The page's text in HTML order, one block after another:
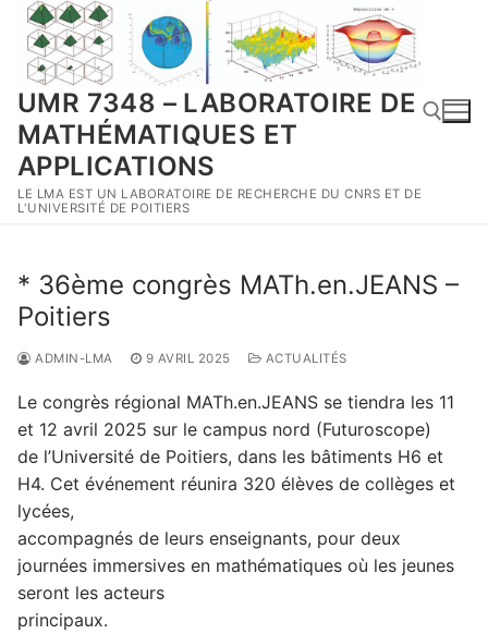
Aller
contenu
UMR 7348 – LABORATOIRE DE
MATHÉMATIQUES ET
APPLICATIONS
LE LMA EST UN LABORATOIRE DE RECHERCHE DU CNRS ET DE
L'UNIVERSITÉ DE POITIERS
Rechercher :
* 36ème congrès MATh.en.JEANS –
Poitiers
ADMIN-LMA 9 AVRIL 2025 ACTUALITÉS
Le congrès régional MATh.en.JEANS se tiendra les 11
et 12 avril 2025 sur le campus nord (Futuroscope)
de l’Université de Poitiers, dans les bâtiments H6 et
H4. Cet événement réunira 320 élèves de collèges et
lycées,
accompagnés de leurs enseignants, pour deux
journées immersives en mathématiques où les jeunes
seront les acteurs
principaux.